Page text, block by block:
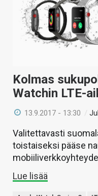
Kolmas
Watchin LTE-
13.9.2017 - 13:30 /
Valitettavasti
toistaiseksi pääse
Lue lisää